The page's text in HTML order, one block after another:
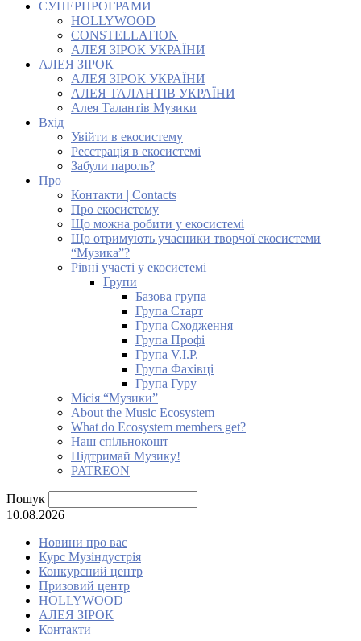
СУПЕРПРОГРАМИ
HOLLYWOOD
CONSTELLATION
АЛЕЯ ЗІРОК УКРАЇНИ
АЛЕЯ ЗІРОК
АЛЕЯ ЗІРОК УКРАЇНИ
АЛЕЯ ТАЛАНТІВ УКРАЇНИ
Алея Талантів Музики
Вхід
Увійти в екосистему
Реєстрація в екосистемі
Забули пароль?
Про
Контакти | Contacts
Про екосистему
Що можна робити у екосистемі
Що отримують учасники творчої екосистеми
“Музика”?
Рівні участі у екосистемі
Групи
Базова група
Група Старт
Група Сходження
Група Профі
Група V.I.P.
Група Фахівці
Група Гуру
Місія “Музики”
About the Music Ecosystem
What do Ecosystem members get?
Наш спільнокошт
Підтримай Музику!
PATREON
Пошук
10.08.2026
Новини про вас
Курс Музіндустрія
Конкурсний центр
Призовий центр
HOLLYWOOD
АЛЕЯ ЗІРОК
Контакти